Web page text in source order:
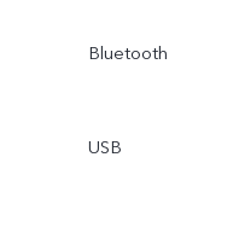
Bluetooth
USB